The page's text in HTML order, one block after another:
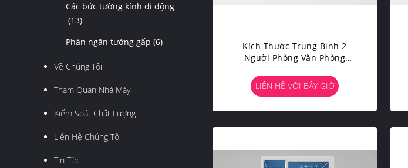
Các bức tường kính di động
(13)
Phân ngăn tường gấp (6)
Về Chúng Tôi
Tham Quan Nhà Máy
Kiểm Soát Chất Lượng
Liên Hệ Chúng Tôi
Tin Tức
Kích Thước Trung Bình 2
Người Phòng Văn Phòng
Không Gian Âm Thanh Kích
Thước Tùy Chỉnh
LIÊN HỆ VỚI BÂY GIỜ